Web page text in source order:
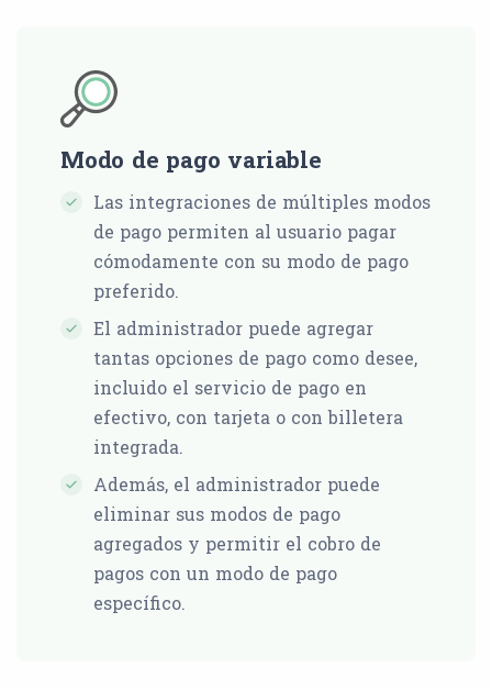
Modo de pago variable
Las integraciones de múltiples modos
de pago permiten al usuario pagar
cómodamente con su modo de pago
preferido.
El administrador puede agregar
tantas opciones de pago como desee,
incluido el servicio de pago en
efectivo, con tarjeta o con billetera
integrada.
Además, el administrador puede
eliminar sus modos de pago
agregados y permitir el cobro de
pagos con un modo de pago
específico.